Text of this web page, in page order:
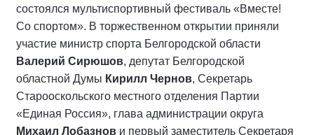
состоялся мультиспортивный фестиваль «Вместе!
Со спортом». В торжественном открытии приняли
участие министр спорта Белгородской области
Валерий Сирюшов, депутат Белгородской
областной Думы Кирилл Чернов, Секретарь
Старооскольского местного отделения Партии
«Единая Россия», глава администрации округа
Михаил Лобазнов и первый заместитель Секретаря